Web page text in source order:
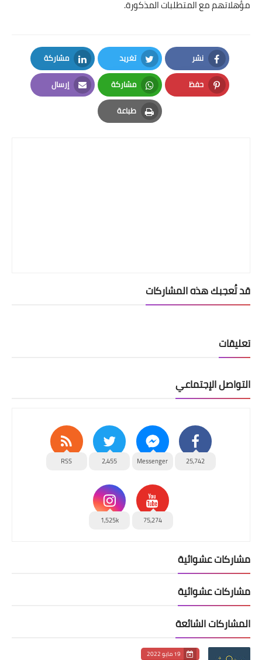
مؤهلاتهم مع المتطلبات المذكورة.
نشر
Facebook
تغريد
Twitter
مشاركة
LinkedIn
حفظ
Pinterest
مشاركة
Whatsapp
إرسال
Email
طباعة
Print
قد تُعجبك هذه المشاركات
تعليقات
التواصل الإجتماعي
25,742
Messenger
2,455
RSS
75,274
1,525k
مشاركات عشوائية
مشاركات عشوائية
المشاركات الشائعة
19 مايو 2022